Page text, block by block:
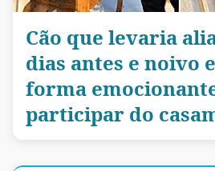
Cão que levaria
dias antes e noivo
forma
participar do